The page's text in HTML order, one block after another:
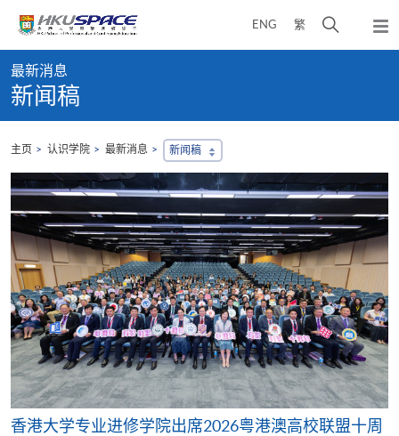
content
ENG 繁
开
弹
出
content
start
最新消息
新闻稿
主页 认识学院 最新消息 新闻稿
香港大学专业进修学院出席2026粤港澳高校联盟十周